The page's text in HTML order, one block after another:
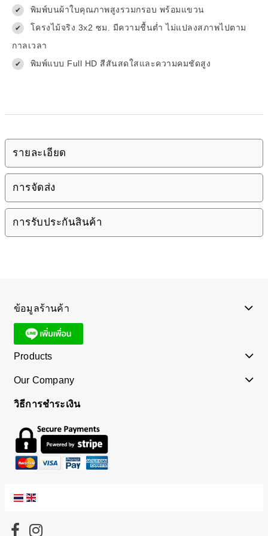
✔ พิมพ์บนผ้าใบคุณภาพสูงรวมกรอบ พร้อมแขวน
✔
โครงไม้จริง 3x2 ซม. มีความชื้นต่ำ ไม่แปลงสภาพไปตาม
กาลเวลา
✔ พิมพ์แบบ Full HD สีสันสดใสและความคมชัดสูง
รายละเอียด
การจัดส่ง
การรับประกันสินค้า
ข้อมูลร้านค้า
Products
Our Company
วิธีการชำระเงิน